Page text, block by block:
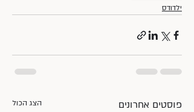
ילדודס
פוסטים אחרונים הצג הכול